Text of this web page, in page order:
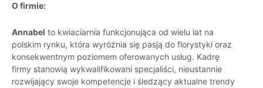
O firmie:
Annabel to kwiaciarnia funkcjonująca od wielu lat na
polskim rynku, która wyróżnia się pasją do florystyki oraz
konsekwentnym poziomem oferowanych usług. Kadrę
firmy stanowią wykwalifikowani specjaliści, nieustannie
rozwijający swoje kompetencje i śledzący aktualne trendy